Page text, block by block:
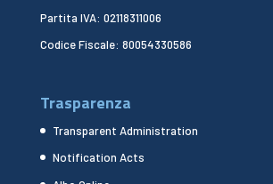
Partita IVA: 02118311006
Codice Fiscale: 80054330586
Trasparenza
Transparent Administration
Notification Acts